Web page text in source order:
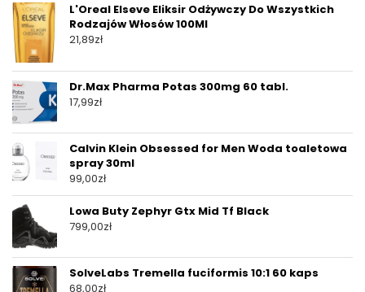
L'Oreal Elseve Eliksir Odżywczy Do Wszystkich
Rodzajów Włosów 100Ml
21,89zł
Dr.Max Pharma Potas 300mg 60 tabl.
17,99zł
Calvin Klein Obsessed for Men Woda toaletowa
spray 30ml
99,00zł
Lowa Buty Zephyr Gtx Mid Tf Black
799,00zł
SolveLabs Tremella fuciformis 10:1 60 kaps
68,00zł